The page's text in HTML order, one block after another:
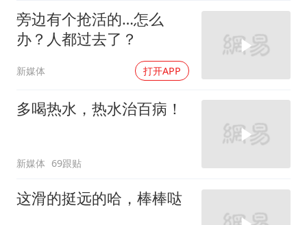
旁边有个抢活的…怎么
办？人都过去了？
新媒体 打开APP
多喝热水，热水治百病！
新媒体 69跟贴
这滑的挺远的哈，棒棒哒